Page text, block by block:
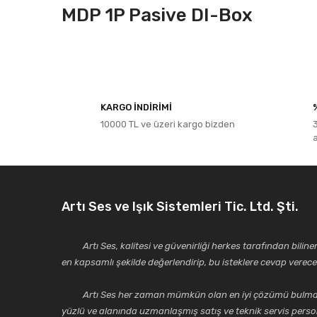
MDP 1P Pasive DI-Box
Görüş ve önerileriniz için teşekkür ederiz.
Bu ürüne benzer farklı alternatifler olmalı.
KARGO İNDİRİMİ
10000 TL ve üzeri kargo bizden
Artı Ses ve Işık Sistemleri Tic. Ltd. Şti.
Artı Ses, kalitesi ve güvenirliği herkes tarafından bilinen
en kapsamlı şekilde değerlendirip, bu isteklere cevap
Artı Ses her zaman mümkün olan en iyi çözümü bulmak,
yüzlü ve alanında uzmanlaşmış satış ve teknik servis